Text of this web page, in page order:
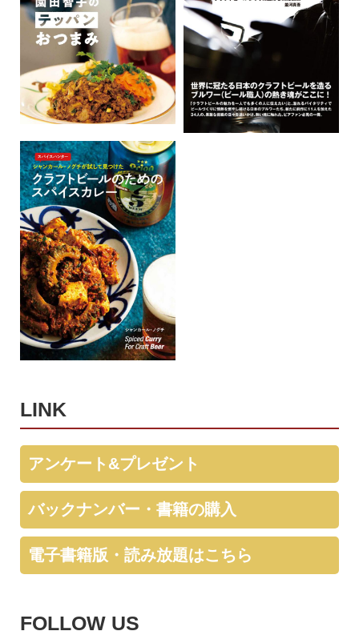
LINK
アンケート&プレゼント
バックナンバー・書籍の購入
電子書籍版・読み放題はこちら
FOLLOW US